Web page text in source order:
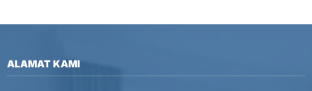
ALAMAT KAMI